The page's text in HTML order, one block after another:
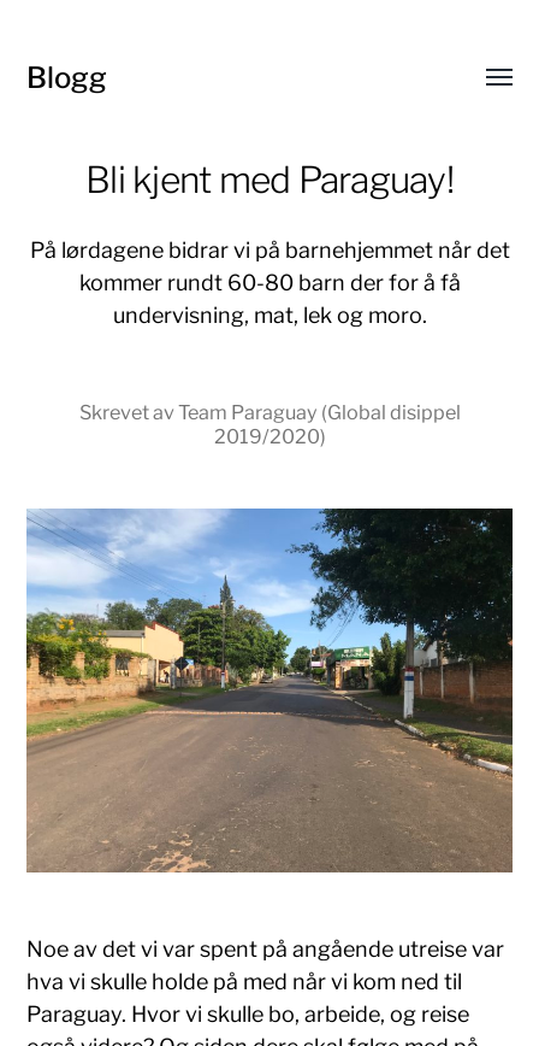
Blogg
Bli kjent med Paraguay!
På lørdagene bidrar vi på barnehjemmet når det
kommer rundt 60-80 barn der for å få
undervisning, mat, lek og moro.
Skrevet av Team Paraguay (Global disippel
2019/2020)
Noe av det vi var spent på angående utreise var
hva vi skulle holde på med når vi kom ned til
Paraguay. Hvor vi skulle bo, arbeide, og reise